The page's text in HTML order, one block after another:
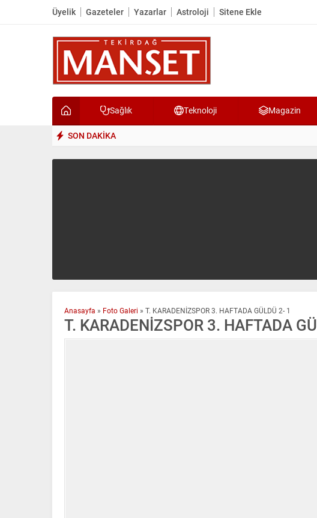
Üyelik Gazeteler Yazarlar Astroloji Sitene Ekle
Sağlık Teknoloji Magazin
SON DAKİKA
Anasayfa » Foto Galeri » T. KARADENİZSPOR 3. HAFTADA GÜLDÜ 2- 1
T. KARADENİZSPOR 3. HAFTADA